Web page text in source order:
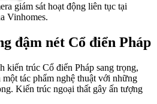
giám sát hoạt động liên tục tại
Vinhomes.
đậm nét Cổ điển Pháp
kiến trúc Cổ điển Pháp sang trọng,
tác phẩm nghệ thuật với những
Kiến trúc ngoại thất gây ấn tượng